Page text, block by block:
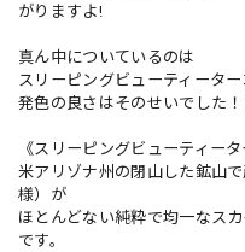
がりますよ!
真ん中についているのは
スリーピングビューティーター
発色の良さはそのせいでした！
《スリーピングビューティータ
米アリゾナ州の閉山した鉱山
様）が
ほとんどない純粋で均一なス
です。